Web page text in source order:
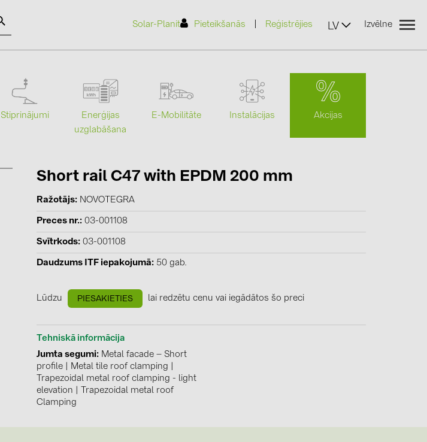
Solar-Planit Pieteikšanās Reģistrējies LV Izvēlne
Ražotāji
ABB (21)
BAKS (51)
BUDMAT (6)
EVOPIPES (7)
FRONIUS (42)
GROMTOR (32)
HUAWEI (53)
JINKO (1)
LEADER (6)
LONGi Solar (5)
Stiprinājumi
Enerģijas
uzglabāšana
E-Mobilitāte Instalācijas Akcijas
Short rail C47 with EPDM 200 mm
Ražotājs NOVOTEGRA
Preces nr. 03-001108
Svītrkods 03-001108
Daudzums ITF iepakojumā 50 gab.
Lūdzu PIESAKIETIES lai redzētu cenu vai iegādātos šo preci
Tehniskā informācija
Jumta segumi Metal facade – Short
profile
Metal tile roof clamping
Trapezoidal metal roof clamping - light
elevation
Trapezoidal metal roof
Clamping